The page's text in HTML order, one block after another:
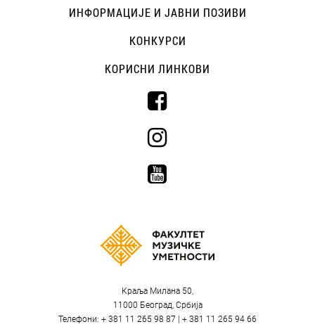
Краља Милана 50,
11000 Београд, Србија
Телефони: + 381 11 265 98 87 | + 381 11 265 94 66
ИНФОРМАЦИЈЕ И ЈАВНИ ПОЗИВИ
КОНКУРСИ
КОРИСНИ ЛИНКОВИ